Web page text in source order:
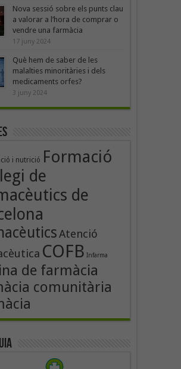
Nova sessió sobre els punts clau
a valorar a l’hora de comprar o
vendre una farmàcia
17 juny 2024
Què hem de saber de les
malalties minoritàries i dels
medicaments orfes?
3 juny 2024
i nutrició Formació
de
de
Atenció
COFB Infarma
de farmàcia
comunitària